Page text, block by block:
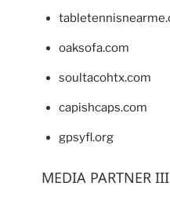
oaksofa.com
soultacohtx.com
capishcaps.com
gpsyfl.org
MEDIA PARTNER III